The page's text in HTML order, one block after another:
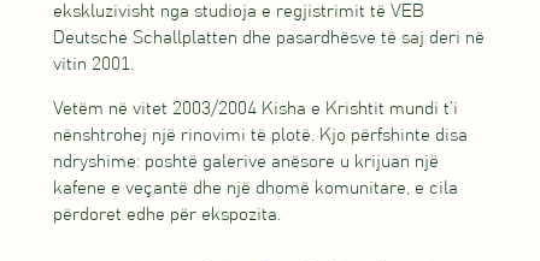
ekskluzivisht nga studioja e regjistrimit të VEB
Deutsche Schallplatten dhe pasardhësve të saj deri në
vitin 2001.
Vetëm në vitet 2003/2004 Kisha e Krishtit mundi t’i
nënshtrohej një rinovimi të plotë. Kjo përfshinte disa
ndryshime: poshtë galerive anësore u krijuan një
kafene e veçantë dhe një dhomë komunitare, e cila
përdoret edhe për ekspozita.